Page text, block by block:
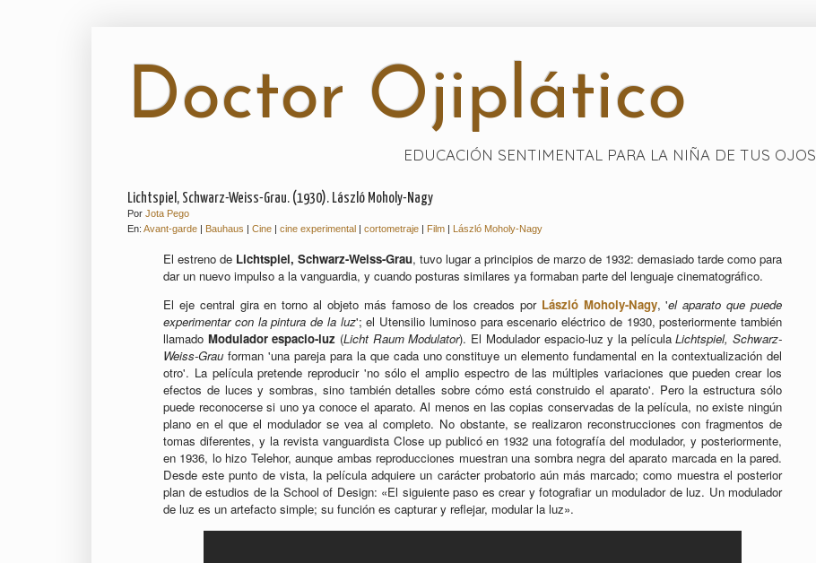
Doctor Ojiplático
EDUCACIÓN SENTIMENTAL PARA LA NIÑA DE TUS OJOS
Lichtspiel, Schwarz-Weiss-Grau. (1930). László Moholy-Nagy
Por Jota Pego
En: Avant-garde | Bauhaus | Cine | cine experimental | cortometraje | Film | László Moholy-Nagy
El estreno de Lichtspiel, Schwarz-Weiss-Grau, tuvo lugar a principios de marzo de 1932: demasiado tarde como para
dar un nuevo impulso a la vanguardia, y cuando posturas similares ya formaban parte del lenguaje cinematográfico.
El eje central gira en torno al objeto más famoso de los creados por László Moholy-Nagy, 'el aparato que puede
experimentar con la pintura de la luz'; el Utensilio luminoso para escenario eléctrico de 1930, posteriormente también
llamado Modulador espacio-luz (Licht Raum Modulator). El Modulador espacio-luz y la películaLichtspiel, Schwarz-
Weiss-Grau forman 'una pareja para la que cada uno constituye un elemento fundamental en la contextualización del
otro'. La película pretende reproducir 'no sólo el amplio espectro de las múltiples variaciones que pueden crear los
efectos de luces y sombras, sino también detalles sobre cómo está construido el aparato'. Pero la estructura sólo
puede reconocerse si uno ya conoce el aparato. Al menos en las copias conservadas de la película, no existe ningún
plano en el que el modulador se vea al completo. No obstante, se realizaron reconstrucciones con fragmentos de
tomas diferentes, y la revista vanguardista Close up publicó en 1932 una fotografía del modulador, y posteriormente,
en 1936, lo hizo Telehor, aunque ambas reproducciones muestran una sombra negra del aparato marcada en la pared.
Desde este punto de vista, la película adquiere un carácter probatorio aún más marcado; como muestra el posterior
plan de estudios de la School of Design: «El siguiente paso es crear y fotografiar un modulador de luz. Un modulador
de luz es un artefacto simple; su función es capturar y reflejar, modular la luz».